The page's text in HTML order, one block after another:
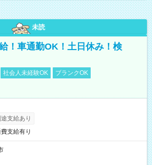
未読
！車通勤OK！土日休み！検
社会人未経験OK
ブランクOK
支給あり
支給有り